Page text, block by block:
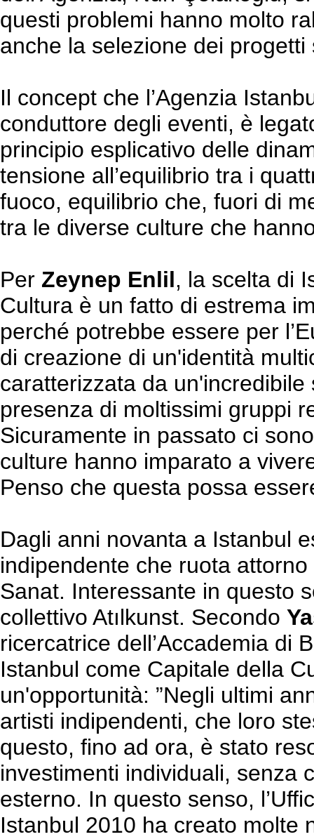
questi problemi hanno molto
anche la selezione dei
Il concept che l’Agenzia
conduttore degli eventi, è
principio esplicativo delle
tensione all’equilibrio tra i
fuoco, equilibrio che, fuori di
tra le diverse culture che
Per Zeynep Enlil, la scelta di
Cultura è un fatto di estrema
perché potrebbe essere per
di creazione di un'identità
caratterizzata da
presenza di moltissimi gruppi
Sicuramente in passato ci
culture hanno imparato a
Penso che questa possa
Dagli anni novanta a Istanbul
indipendente che ruota
Sanat. Interessante in questo
collettivo Atılkunst. Secondo
ricercatrice dell’Accademia di
Istanbul come Capitale della
un'opportunità: ”Negli ultimi
artisti indipendenti, che loro
questo, fino ad ora, è stato
investimenti individuali, senza
esterno. In questo senso,
Istanbul 2010 ha creato molte